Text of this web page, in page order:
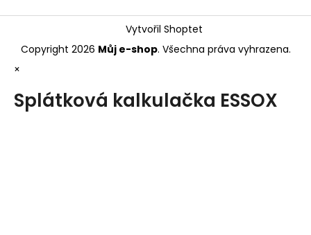
Vytvořil Shoptet
Copyright 2026 Můj e-shop. Všechna práva vyhrazena.
×
Splátková kalkulačka ESSOX